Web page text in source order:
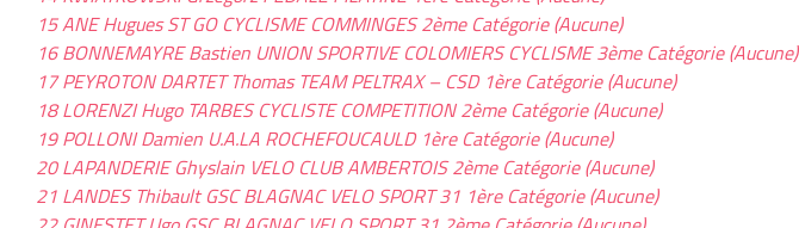
15 ANE Hugues ST GO CYCLISME COMMINGES 2ème Catégorie (Aucune)
16 BONNEMAYRE Bastien UNION SPORTIVE COLOMIERS CYCLISME 3ème Catégorie (Aucune)
17 PEYROTON DARTET Thomas TEAM PELTRAX – CSD 1ère Catégorie (Aucune)
18 LORENZI Hugo TARBES CYCLISTE COMPETITION 2ème Catégorie (Aucune)
19 POLLONI Damien U.A.LA ROCHEFOUCAULD 1ère Catégorie (Aucune)
20 LAPANDERIE Ghyslain VELO CLUB AMBERTOIS 2ème Catégorie (Aucune)
21 LANDES Thibault GSC BLAGNAC VELO SPORT 31 1ère Catégorie (Aucune)